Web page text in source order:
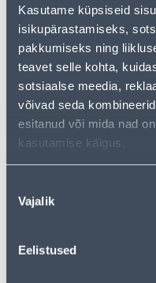
Kasutame küpsiseid
isikupärastamiseks,
pakkumiseks ning
teavet selle kohta,
sotsiaalse meedia,
võivad seda
esitanud või mida nad
kasutamise käigus.
valik
Vajalik
Eelistused
Посмотреть
• 1-lipiline
• Pakis on 8 paneeli ehk
• 14-päevane